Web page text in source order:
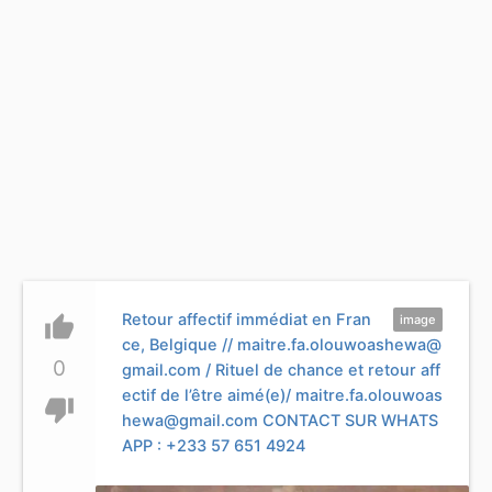
thumb_up
0
thumb_down
image
Retour affectif immédiat en Fran
ce, Belgique // maitre.fa.olouwoashewa@
gmail.com / Rituel de chance et retour aff
ectif de l’être aimé(e)/ maitre.fa.olouwoas
hewa@gmail.com CONTACT SUR WHATS
APP : +233 57 651 4924